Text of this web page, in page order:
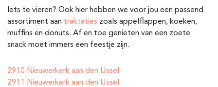
Iets te vieren? Ook hier hebben we voor jou een passend
assortiment aan traktaties zoals appelflappen, koeken,
muffins en donuts. Af en toe genieten van een zoete
snack moet immers een feestje zijn.
2910 Nieuwerkerk aan den IJssel
2911 Nieuwerkerk aan den IJssel